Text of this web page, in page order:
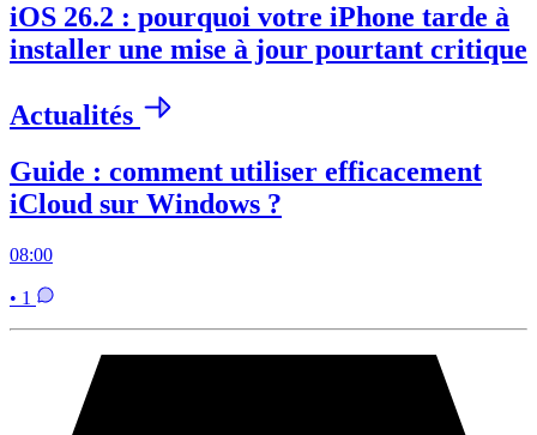
iOS 26.2 : pourquoi votre iPhone tarde à
installer une mise à jour pourtant critique
Actualités
Guide : comment utiliser efficacement
iCloud sur Windows ?
08:00
• 1